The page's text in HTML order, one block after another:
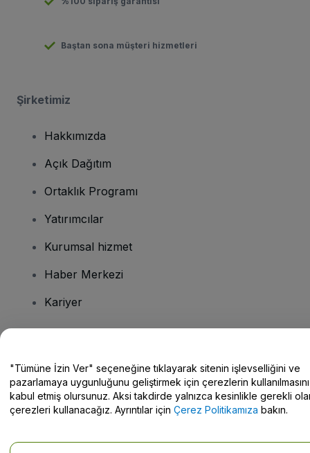
Baştan sona müşteri hizmetleri
Şirketimiz
Hakkımızda
Açık Dağıtım
Ortaklık Programı
Yatırımcılar
Kurumsal hizmet
Haber Merkezi
Kariyer
Yardım Merkezi / Bize Ulaşın
"Tümüne İzin Ver" seçeneğine tıklayarak sitenin işlevselliğini ve
pazarlamaya uygunluğunu geliştirmek için çerezlerin kullanılmasını
kabul etmiş olursunuz. Aksi takdirde yalnızca kesinlikle gerekli
çerezleri kullanacağız. Ayrıntılar için Çerez Politikamıza bakın.